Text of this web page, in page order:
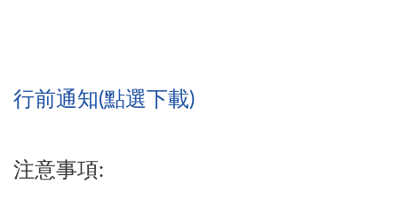
行前通知(點選下載)
注意事項: